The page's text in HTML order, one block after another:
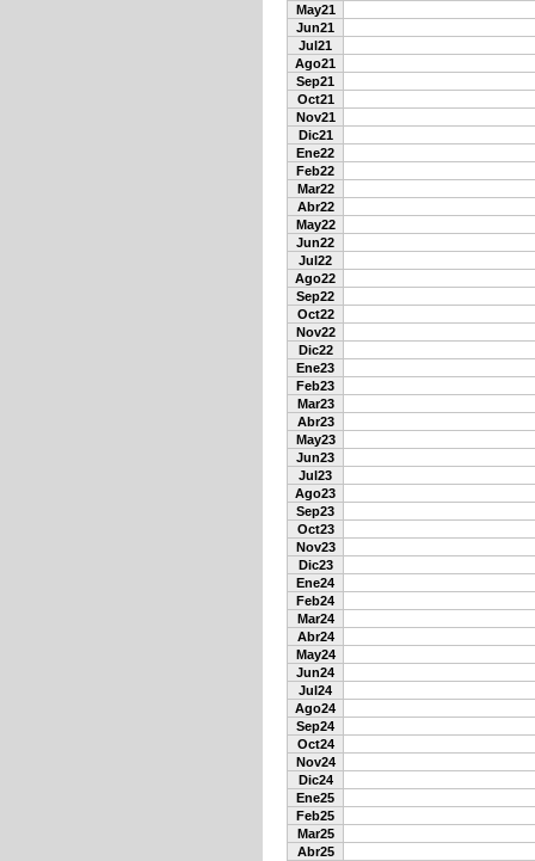
May21
Jun21
Jul21
Ago21
Sep21
Oct21
Nov21
Dic21
Ene22
Feb22
Mar22
Abr22
May22
Jun22
Jul22
Ago22
Sep22
Oct22
Nov22
Dic22
Ene23
Feb23
Mar23
Abr23
May23
Jun23
Jul23
Ago23
Sep23
Oct23
Nov23
Dic23
Ene24
Feb24
Mar24
Abr24
May24
Jun24
Jul24
Ago24
Sep24
Oct24
Nov24
Dic24
Ene25
Feb25
Mar25
Abr25